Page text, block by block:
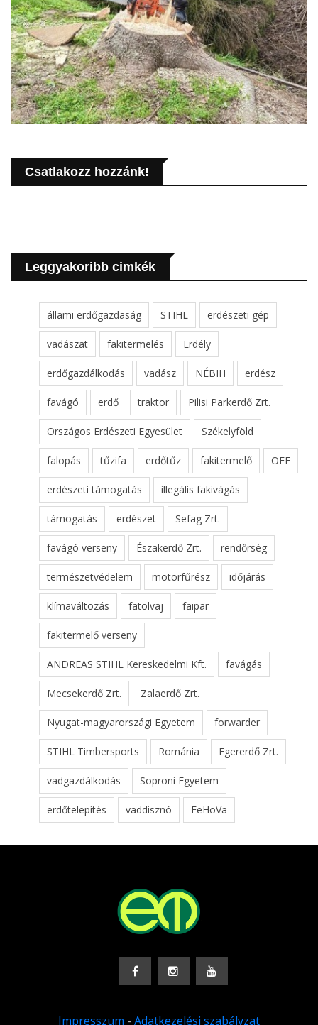
Csatlakozz hozzánk!
Leggyakoribb cimkék
állami erdőgazdaság STIHL erdészeti gép
vadászat fakitermelés Erdély
erdőgazdálkodás vadász NÉBIH erdész
favágó erdő traktor Pilisi Parkerdő Zrt.
Országos Erdészeti Egyesület Székelyföld
falopás tűzifa erdőtűz fakitermelő OEE
erdészeti támogatás illegális fakivágás
támogatás erdészet Sefag Zrt.
favágó verseny Északerdő Zrt. rendőrség
természetvédelem motorfűrész időjárás
klímaváltozás fatolvaj faipar
fakitermelő verseny
ANDREAS STIHL Kereskedelmi Kft. favágás
Mecsekerdő Zrt. Zalaerdő Zrt.
Nyugat-magyarországi Egyetem forwarder
STIHL Timbersports Románia Egererdő Zrt.
vadgazdálkodás Soproni Egyetem
erdőtelepítés vaddisznó FeHoVa
Impresszum - Adatkezelési szabályzat